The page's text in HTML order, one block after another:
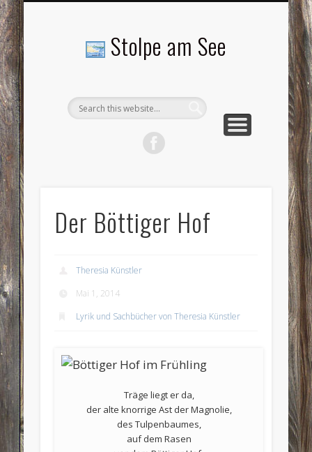
Stolpe am See
Der Böttiger Hof
Theresia Künstler
Mai 1, 2014
Lyrik und Sachbücher von Theresia Künstler
Träge liegt er da,
der alte knorrige Ast der Magnolie,
des Tulpenbaumes,
auf dem Rasen